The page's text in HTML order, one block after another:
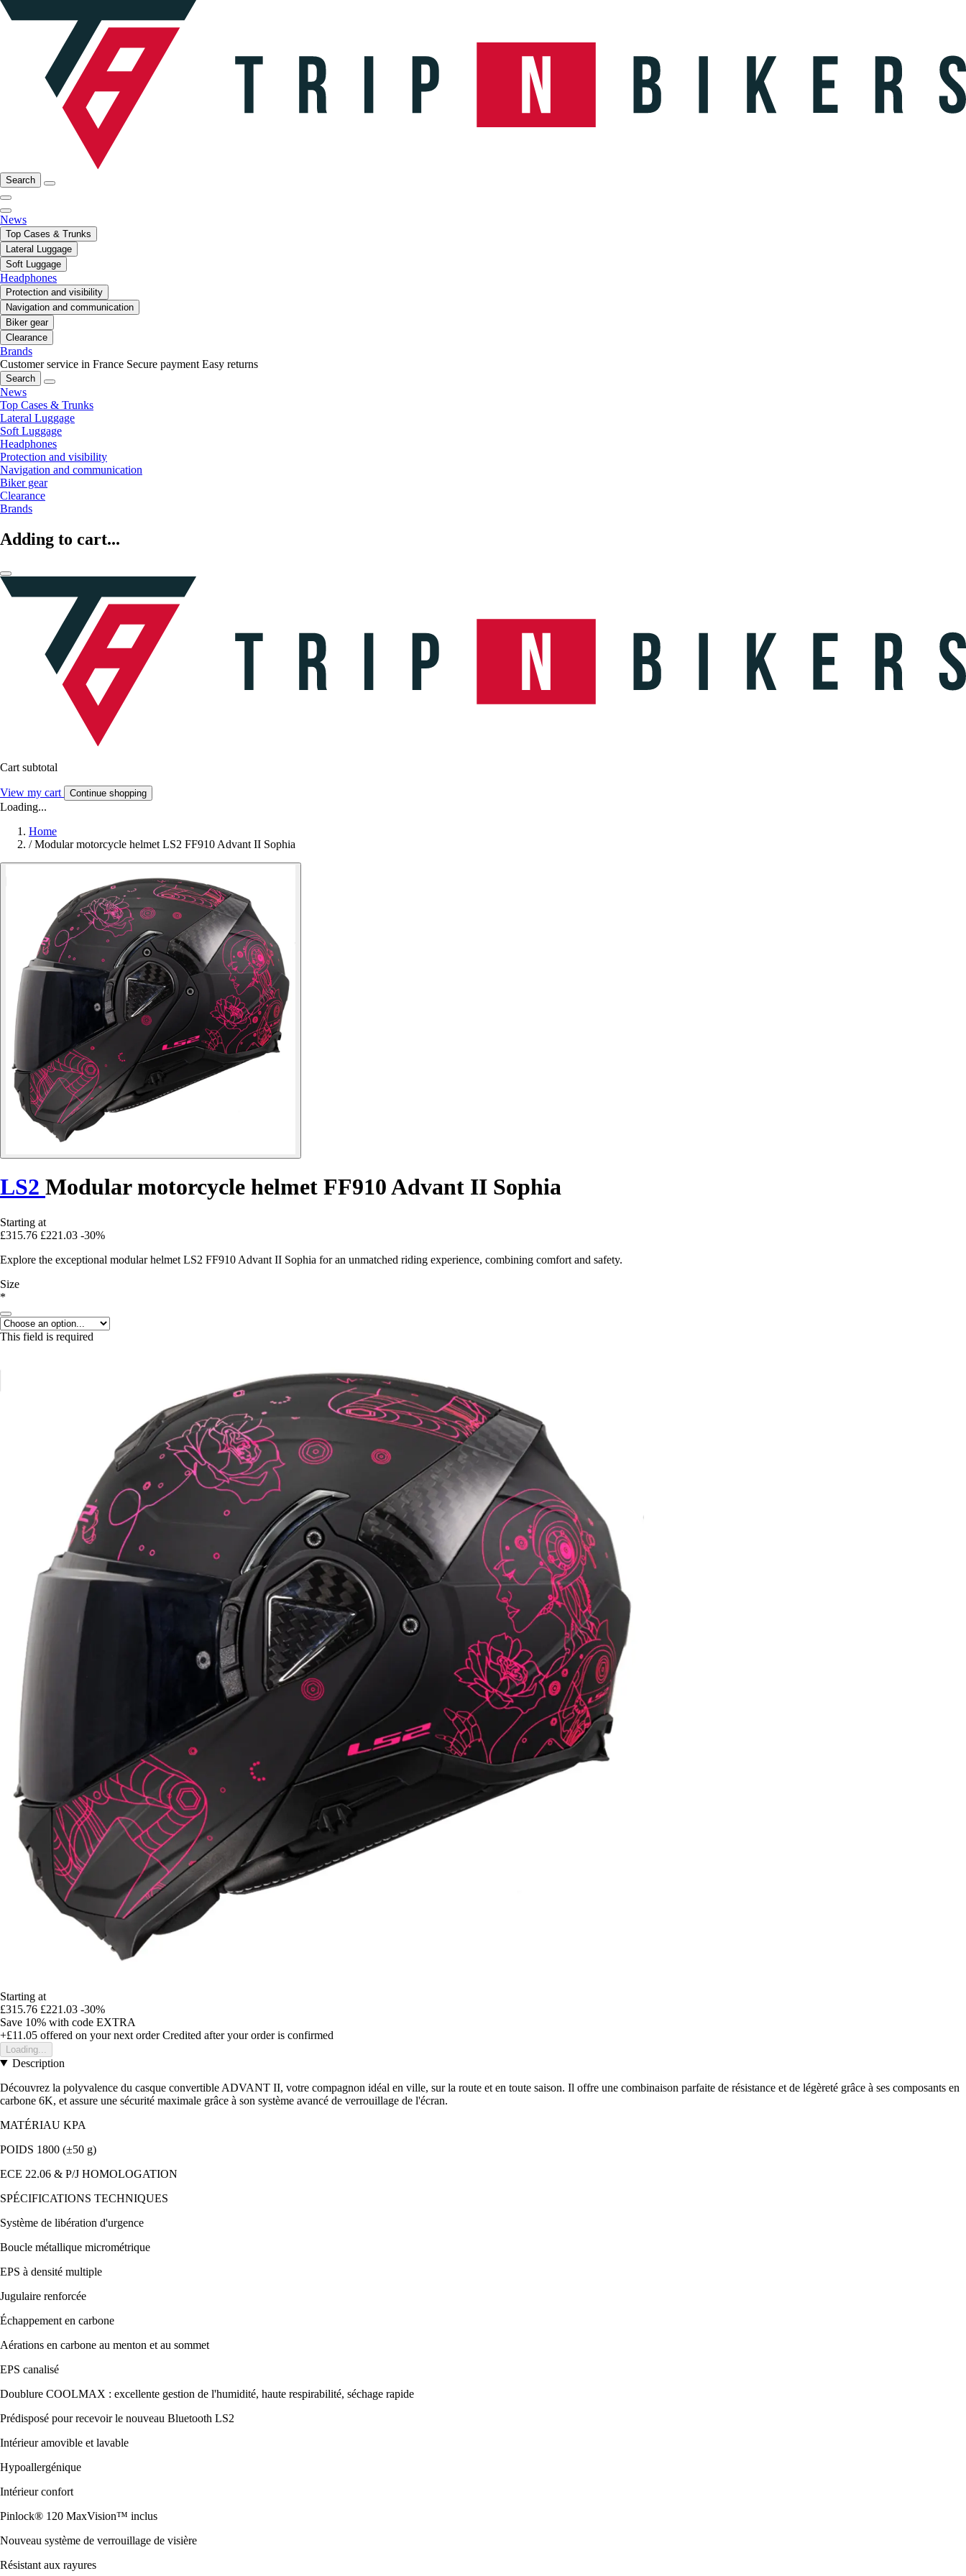
Search
News
Top Cases & Trunks
Lateral Luggage
Soft Luggage
Headphones
Protection and visibility
Navigation and communication
Biker gear
Clearance
Brands
Customer service in France Secure payment Easy returns
Search
News
Top Cases & Trunks
Lateral Luggage
Soft Luggage
Headphones
Protection and visibility
Navigation and communication
Biker gear
Clearance
Brands
Adding to cart...
Cart subtotal
View my cart Continue shopping
Loading...
Home
/ Modular motorcycle helmet LS2 FF910 Advant II Sophia
LS2 Modular motorcycle helmet FF910 Advant II Sophia
Starting at
£315.76 £221.03 -30%
Explore the exceptional modular helmet LS2 FF910 Advant II Sophia for an unmatched riding experience, combining comfort and safety.
Size
*
This field is required
Starting at
£315.76 £221.03 -30%
Save 10% with code EXTRA
+£11.05 offered on your next order Credited after your order is confirmed
Loading...
Description
Découvrez la polyvalence du casque convertible ADVANT II, votre compagnon idéal en ville, sur la route et en toute saison. Il offre une combinaison parfaite de résistance et de légèreté grâce à ses composants en
carbone 6K, et assure une sécurité maximale grâce à son système avancé de verrouillage de l'écran.
MATÉRIAU KPA
POIDS 1800 (±50 g)
ECE 22.06 & P/J HOMOLOGATION
SPÉCIFICATIONS TECHNIQUES
Système de libération d'urgence
Boucle métallique micrométrique
EPS à densité multiple
Jugulaire renforcée
Échappement en carbone
Aérations en carbone au menton et au sommet
EPS canalisé
Doublure COOLMAX : excellente gestion de l'humidité, haute respirabilité, séchage rapide
Prédisposé pour recevoir le nouveau Bluetooth LS2
Intérieur amovible et lavable
Hypoallergénique
Intérieur confort
Pinlock® 120 MaxVision™ inclus
Nouveau système de verrouillage de visière
Résistant aux rayures